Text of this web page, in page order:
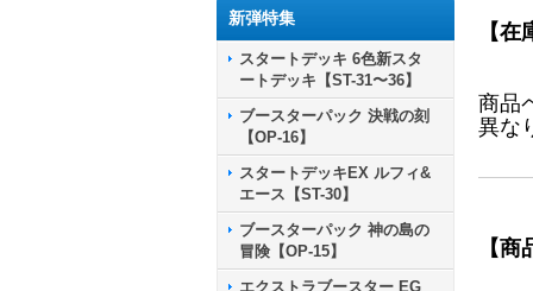
新弾特集
スタートデッキ 6色新スタ
ートデッキ【ST-31〜36】
ブースターパック 決戦の刻
【OP-16】
スタートデッキEX ルフィ&
エース【ST-30】
ブースターパック 神の島の
冒険【OP-15】
エクストラブースター EG
【
商品
異な
【